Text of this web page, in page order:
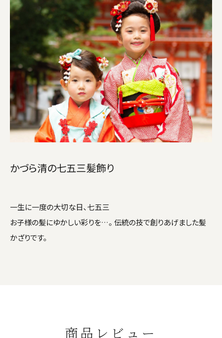
かづら清の七五三髪飾り
一生に一度の大切な日、七五三
お子様の髪にゆかしい彩りを…。 伝統の技で創りあげました髪
かざりです。
商品レビュー